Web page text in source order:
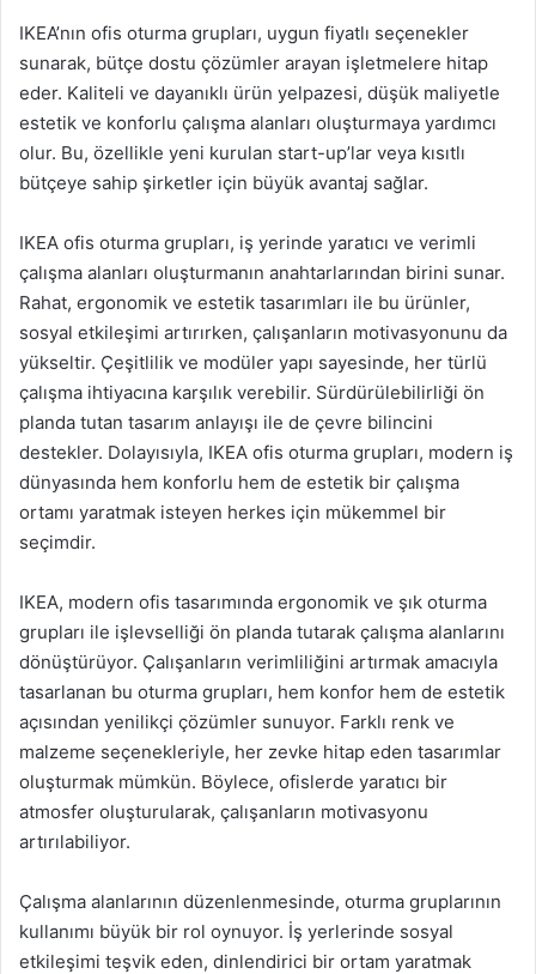
IKEA’nın ofis oturma grupları, uygun fiyatlı seçenekler
sunarak, bütçe dostu çözümler arayan işletmelere hitap
eder. Kaliteli ve dayanıklı ürün yelpazesi, düşük maliyetle
estetik ve konforlu çalışma alanları oluşturmaya yardımcı
olur. Bu, özellikle yeni kurulan start-up’lar veya kısıtlı
bütçeye sahip şirketler için büyük avantaj sağlar.
IKEA ofis oturma grupları, iş yerinde yaratıcı ve verimli
çalışma alanları oluşturmanın anahtarlarından birini sunar.
Rahat, ergonomik ve estetik tasarımları ile bu ürünler,
sosyal etkileşimi artırırken, çalışanların motivasyonunu da
yükseltir. Çeşitlilik ve modüler yapı sayesinde, her türlü
çalışma ihtiyacına karşılık verebilir. Sürdürülebilirliği ön
planda tutan tasarım anlayışı ile de çevre bilincini
destekler. Dolayısıyla, IKEA ofis oturma grupları, modern iş
dünyasında hem konforlu hem de estetik bir çalışma
ortamı yaratmak isteyen herkes için mükemmel bir
seçimdir.
IKEA, modern ofis tasarımında ergonomik ve şık oturma
grupları ile işlevselliği ön planda tutarak çalışma alanlarını
dönüştürüyor. Çalışanların verimliliğini artırmak amacıyla
tasarlanan bu oturma grupları, hem konfor hem de estetik
açısından yenilikçi çözümler sunuyor. Farklı renk ve
malzeme seçenekleriyle, her zevke hitap eden tasarımlar
oluşturmak mümkün. Böylece, ofislerde yaratıcı bir
atmosfer oluşturularak, çalışanların motivasyonu
artırılabiliyor.
Çalışma alanlarının düzenlenmesinde, oturma gruplarının
kullanımı büyük bir rol oynuyor. İş yerlerinde sosyal
etkileşimi teşvik eden, dinlendirici bir ortam yaratmak